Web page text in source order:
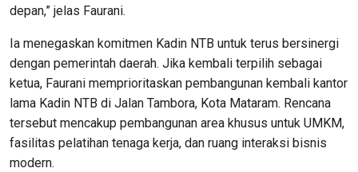
depan,” jelas Faurani.
Ia menegaskan komitmen Kadin NTB untuk terus bersinergi
dengan pemerintah daerah. Jika kembali terpilih sebagai
ketua, Faurani memprioritaskan pembangunan kembali kantor
lama Kadin NTB di Jalan Tambora, Kota Mataram. Rencana
tersebut mencakup pembangunan area khusus untuk UMKM,
fasilitas pelatihan tenaga kerja, dan ruang interaksi bisnis
modern.